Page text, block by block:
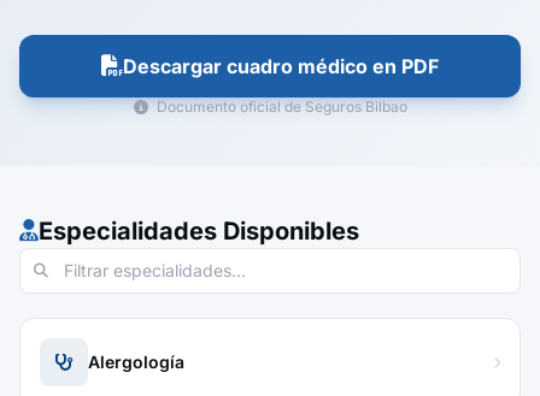
Descargar cuadro médico en PDF
Documento oficial de Seguros Bilbao
Especialidades Disponibles
Alergología